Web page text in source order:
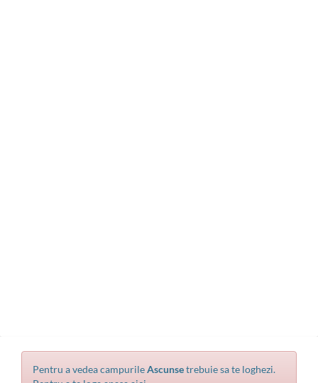
Pentru a vedea campurileAscunsetrebuie sa te loghezi.